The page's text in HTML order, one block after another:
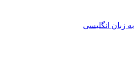
زبان انگلیسی